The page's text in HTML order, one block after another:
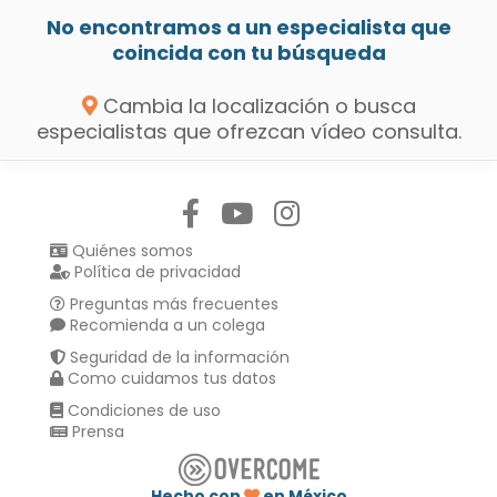
No encontramos a un especialista que
coincida con tu búsqueda
Cambia la localización o busca
especialistas que ofrezcan vídeo consulta.
Quiénes somos
Política de privacidad
Preguntas más frecuentes
Recomienda a un colega
Seguridad de la información
Como cuidamos tus datos
Condiciones de uso
Prensa